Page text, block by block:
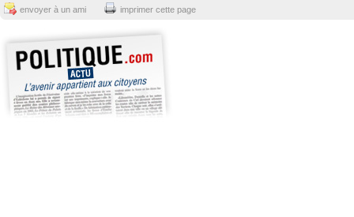
envoyer à un ami imprimer cette page